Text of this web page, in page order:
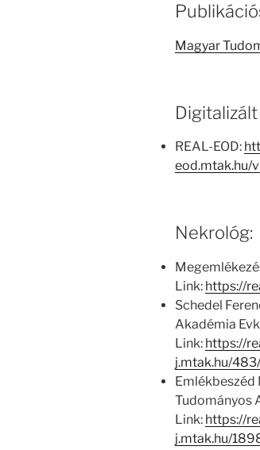
Magyar
REAL-EOD:
eod.mtak.hu/
Nekrológ:
Link: https://
Schedel
Akadémia
Link: https://
j.mtak.hu/
Emlékbeszéd
Tudományos
Link: https://
j.mtak.hu/